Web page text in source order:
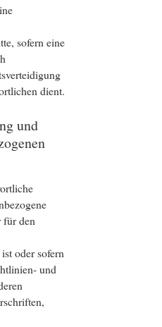
sofern eine
dient.
und
für den
oder sofern
und